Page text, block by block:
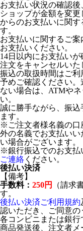
お支払い状況の確認後
ショップが金額を変
からのお支払いに関す
す。
お支払いに関するご案
お支払いください。
14日以内にお支払い
注文をキャンセルいた
振込の取扱時間はご
予めご確認ください
ない場合は、ATMや
い。
誠に勝手ながら、振
ます。
※ご注文者様名義の口
外の名義でお支払い
い場合がございます。
※銀行振込でのお支払
ご連絡 ください。
後払い決済
【備考】
手数料： 250円
（請求
す。
後払い決済ご利用規約
認いただき、ご同意の
各コンビニまたは銀行
商品発送後、注文者